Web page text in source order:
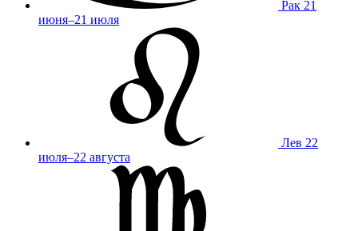
Рак 21
июня–21 июля
Лев 22
июля–22 августа